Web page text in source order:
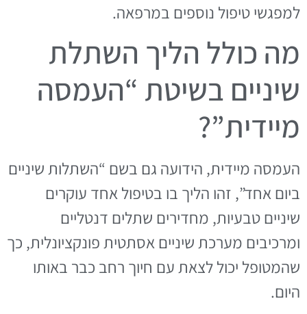
למפגשי טיפול נוספים במרפאה.
מה כולל הליך השתלת
שיניים בשיטת “העמסה
מיידית”?
העמסה מיידית, הידועה גם בשם “השתלות שיניים
ביום אחד”, זהו הליך בו בטיפול אחד עוקרים
שיניים טבעיות, מחדירים שתלים דנטליים
ומרכיבים מערכת שיניים אסתטית פונקציונלית, כך
שהמטופל יכול לצאת עם חיוך רחב כבר באותו
היום.